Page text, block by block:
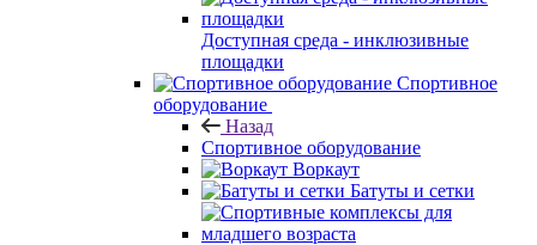
Доступная среда - инклюзивные
площадки
Спортивное
оборудование
Назад
Спортивное оборудование
Воркаут
Батуты и сетки